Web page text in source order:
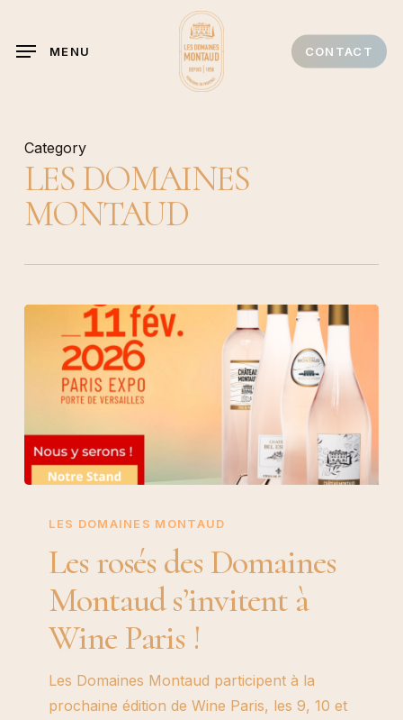
main
CONTACT
MENU
Category
LES DOMAINES
MONTAUD
rosés
Domaines
Montaud
s’invitent
Wine
Paris
LES DOMAINES MONTAUD
Les rosés des Domaines
Montaud s’invitent à
Wine Paris !
Les Domaines Montaud participent à la
prochaine édition de Wine Paris, les 9, 10 et